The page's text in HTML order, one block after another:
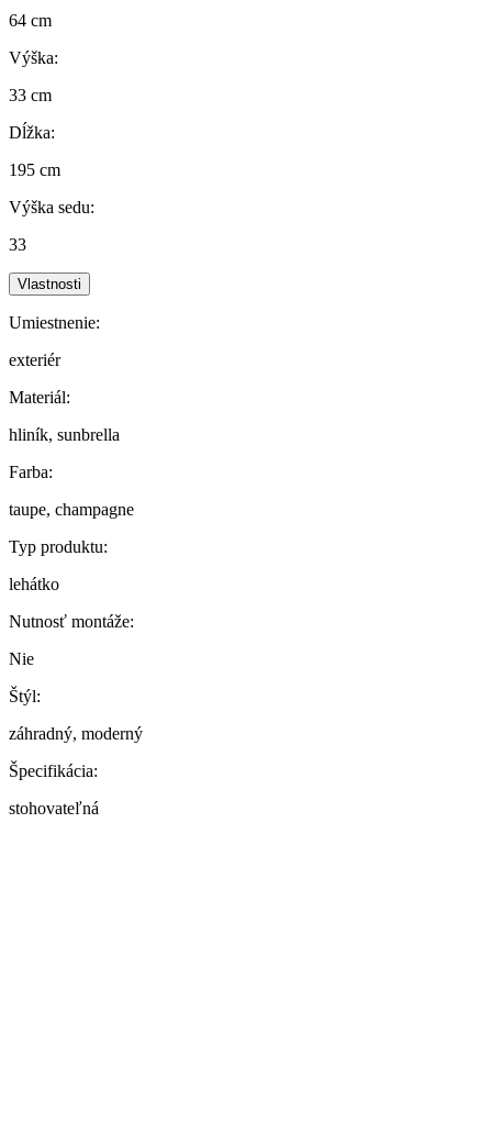
64 cm
Výška:
33 cm
Dĺžka:
195 cm
Výška sedu:
33
Vlastnosti
Umiestnenie:
exteriér
Materiál:
hliník, sunbrella
Farba:
taupe, champagne
Typ produktu:
lehátko
Nutnosť montáže:
Nie
Štýl:
záhradný, moderný
Špecifikácia:
stohovateľná